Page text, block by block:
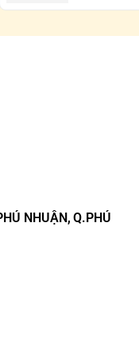
trùng nhau. Trong
CHASER thì
gặp và thường
NHUẬN, Q.PHÚ